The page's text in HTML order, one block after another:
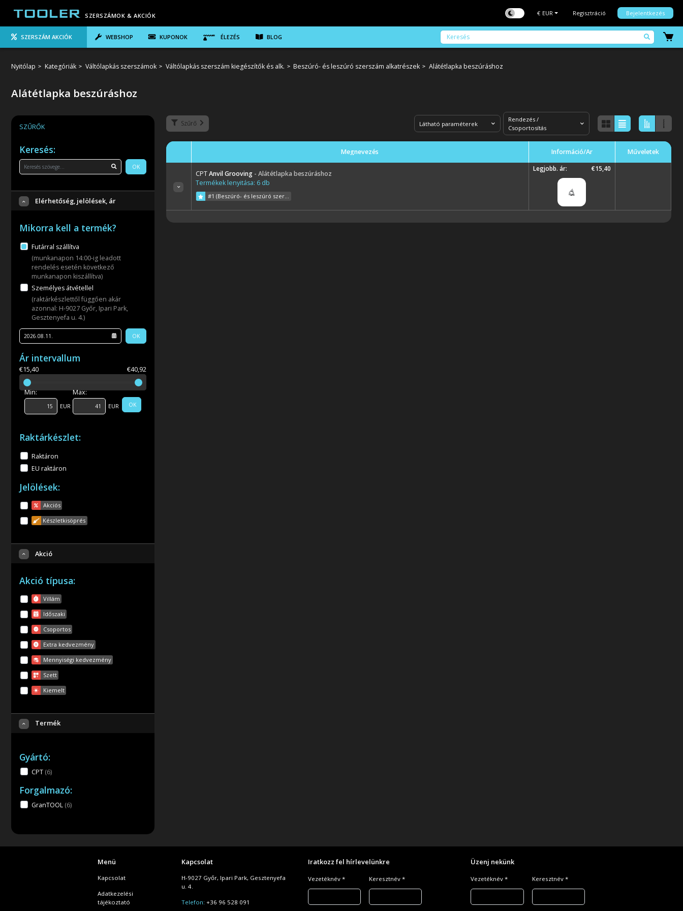
SZERSZÁMOK & AKCIÓK € EUR Regisztráció Bejelentkezés
SZERSZÁM AKCIÓK WEBSHOP KUPONOK ÉLEZÉS BLOG
Nyitólap Kategóriák Váltólapkás szerszámok Váltólapkás szerszám kiegészítők és alk. Beszúró- és leszúró szerszám alkatrészek Alátétlapka beszúráshoz
Alátétlapka beszúráshoz
SZŰRŐK
Keresés:
OK
Elérhetőség, jelölések, ár
Mikorra kell a termék?
Futárral szállítva
(munkanapon 14:00-ig leadott
rendelés esetén következő
munkanapon kiszállítva)
Személyes átvétellel
(raktárkészlettől függően akár
azonnal: H-9027 Győr, Ipari Park,
Gesztenyefa u. 4.)
OK
Ár intervallum
€15,40 €40,92
Min:
EUR
Max:
EUR OK
Raktárkészlet:
Raktáron
EU raktáron
Jelölések:
Akciós
Készletkisöprés
Akció
Akció típusa:
Villám
Időszaki
Csoportos
Extra kedvezmény
Mennyiségi kedvezmény
Szett
Kiemelt
Termék
Gyártó:
CPT (6)
Forgalmazó:
GranTOOL (6)
Szűrő Látható paraméterek
Rendezés /
Csoportosítás
Megnevezés Információ/Ár Műveletek
CPTAnvil Grooving - Alátétlapka beszúráshoz
Termékek lenyitása: 6 db
#1 (Beszúró- és leszúró szerszám alkatrészek)
Legjobb. ár: €15,40
Menü
Kapcsolat
Adatkezelési
tájékoztató
Kapcsolat
H-9027 Győr, Ipari Park, Gesztenyefa
u. 4.
Telefon: +36 96 528 091
Iratkozz fel hírlevelünkre
Vezetéknév * Keresztnév *
Üzenj nekünk
Vezetéknév * Keresztnév *